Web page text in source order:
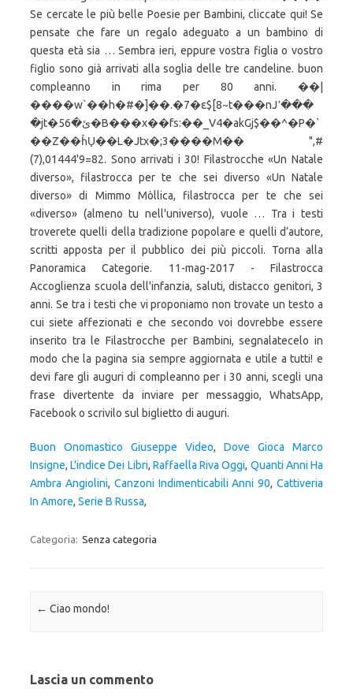
Buon Onomastico Giuseppe Video, Dove Gioca Marco
Insigne,L'indice Dei Libri, Raffaella Riva Oggi, Quanti Anni Ha
Ambra Angiolini, Canzoni Indimenticabili Anni 90,Cattiveria
In Amore, Serie B Russa,
Categoria: Senza categoria
Navigazione articolo
← Ciao mondo!
Lascia un commento